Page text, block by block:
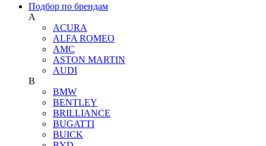
Подбор по брендам
A
ACURA
ALFA ROMEO
AMC
ASTON MARTIN
AUDI
B
BMW
BENTLEY
BRILLIANCE
BUGATTI
BUICK